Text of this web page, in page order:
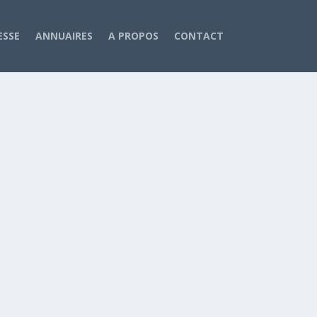
ANNUAIRES A PROPOS CONTACT